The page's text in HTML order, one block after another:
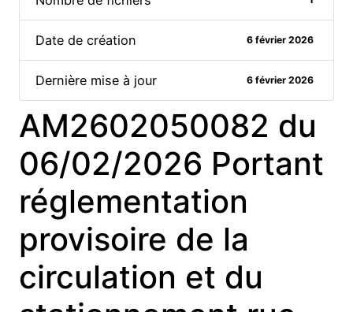
Date de création 6 février 2026
Dernière mise à jour 6 février 2026
AM2602050082 du
06/02/2026 Portant
réglementation
provisoire de la
circulation et du